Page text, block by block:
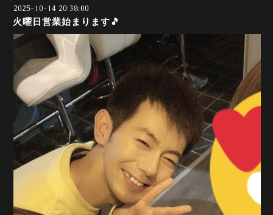
2025-10-14 20:38:00
火曜日営業始まります🎵